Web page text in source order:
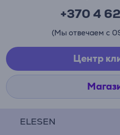
ELESEN
+370 4
(Мы отвечаем с
Центр